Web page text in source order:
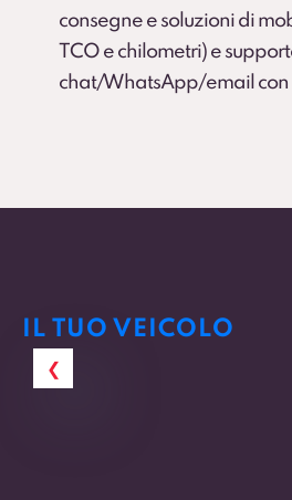
consegne e soluzioni di
TCO e chilometri) e
chat/WhatsApp/email con
IL TUO VEICOLO